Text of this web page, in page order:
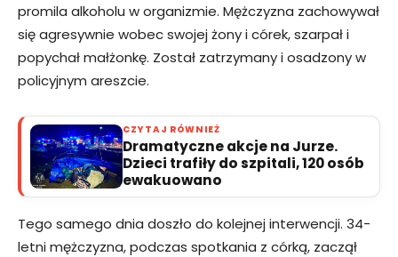
promila alkoholu w organizmie. Mężczyzna zachowywał
się agresywnie wobec swojej żony i córek, szarpał i
popychał małżonkę. Został zatrzymany i osadzony w
policyjnym areszcie.
CZYTAJ RÓWNIEŻ
Dramatyczne akcje na Jurze.
Dzieci trafiły do szpitali, 120 osób
ewakuowano
Tego samego dnia doszło do kolejnej interwencji. 34-
letni mężczyzna, podczas spotkania z córką, zaczął